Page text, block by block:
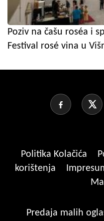
Poziv na čašu roséa i
Festival rosé vina u
Politika Kolačića
korištenja
Predaja malih